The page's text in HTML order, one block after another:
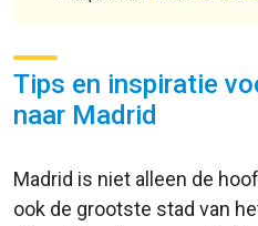
Tips en inspiratie
naar Madrid
Madrid is niet alleen de
ook de grootste stad van